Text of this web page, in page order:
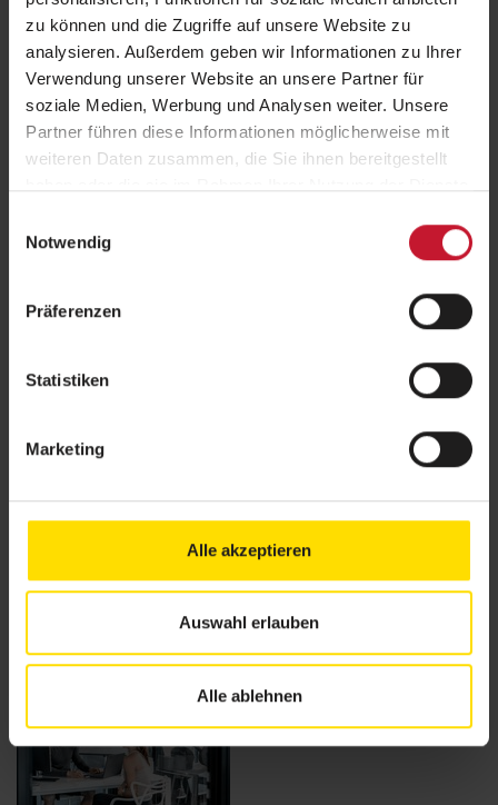
zu können und die Zugriffe auf unsere Website zu
analysieren. Außerdem geben wir Informationen zu Ihrer
Verwendung unserer Website an unsere Partner für
soziale Medien, Werbung und Analysen weiter. Unsere
Partner führen diese Informationen möglicherweise mit
weiteren Daten zusammen, die Sie ihnen bereitgestellt
Notwendig
Präferenzen
Statistiken
Marketing
Alle akzeptieren
Auswahl erlauben
Alle ablehnen
Fitnesstrends 2025: Welche globalen Entwicklungen lassen sich in
Gesprächsrunde auf dem Aufstiegskongress 2025
künstliche Intelligenz im Training,…
Weiterlesen
Förderfähige Gesundheitsangebote: Wie Fitnessstudios neue
Zielgruppen und Umsatzpotenziale erschließen können
Angebote. Der Vortrag „Fitnessunternehmen als Partner der
Gesundheitsversorgung“ auf dem…